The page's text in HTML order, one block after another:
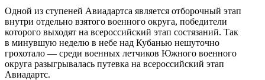
Одной из ступеней Авиадартса является отборочный этап
внутри отдельно взятого военного округа, победители
которого выходят на всероссийский этап состязаний. Так
в минувшую неделю в небе над Кубанью нешуточно
грохотало — среди военных летчиков Южного военного
округа разыгрывалась путевка на всероссийский этап
Авиадартс.